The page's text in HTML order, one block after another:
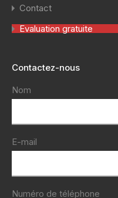
Contact
Evaluation gratuite
Contactez-nous
Nom
E-mail
Numéro de téléphone